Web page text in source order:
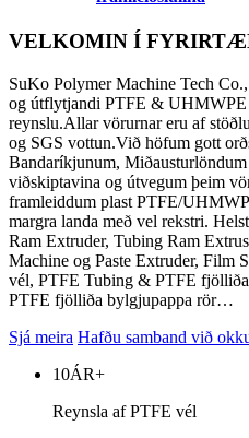
VELKOMIN Í
SuKo Polymer Machine Tech
og útflytjandi PTFE & UHMWPE
reynslu.Allar vörurnar eru af
og SGS vottun.Við höfum gott
Bandaríkjunum,
viðskiptavina og útvegum þeim
framleiddum plast PTFE/
margra landa með vel rekstri.
Ram Extruder, Tubing Ram
Machine og Paste Extruder, Film
vél, PTFE Tubing & PTFE
PTFE fjölliða bylgjupappa rör…
Sjá meira Hafðu samband við
10ÁR+
Reynsla af PTFE vél